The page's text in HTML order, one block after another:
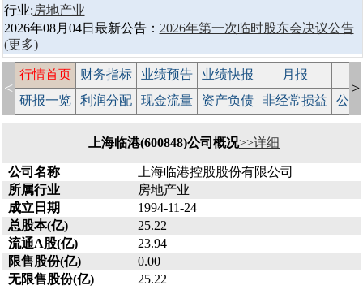
行业:房地产业
2026年08月04日最新公告： 2026年第一次临时股东会决议公告
(更多)
<
行情首页 财务指标 业绩预告 业绩快报 月报
研报一览
利润分配 现金流量 资产负债 非经常损益 公
>
上海临港(600848)公司概况>>详细
公司名称
上海临港控股股份有限公司
所属行业
房地产业
成立日期
1994-11-24
总股本(亿)
25.22
流通A股(亿)
23.94
限售股份(亿)
0.00
无限售股份(亿)
25.22